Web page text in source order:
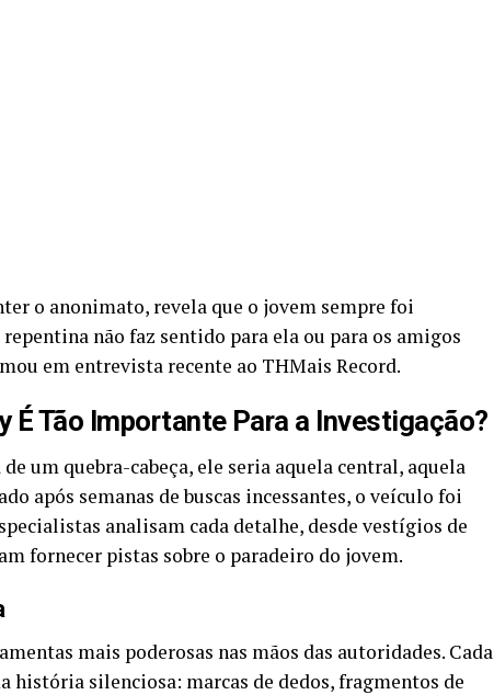
o anonimato, revela que o jovem sempre foi
não faz sentido para ela ou para os amigos
em entrevista recente ao THMais Record.
É Tão Importante Para a Investigação?
um quebra-cabeça, ele seria aquela central, aquela
após semanas de buscas incessantes, o veículo foi
analisam cada detalhe, desde vestígios de
fornecer pistas sobre o paradeiro do jovem.
mais poderosas nas mãos das autoridades. Cada
história silenciosa: marcas de dedos, fragmentos de